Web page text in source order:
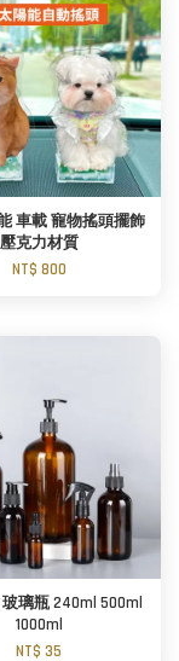
車載 寵物搖頭擺飾
壓克力材質
NT$ 800
璃瓶 240ml 500ml
1000ml
NT$ 35